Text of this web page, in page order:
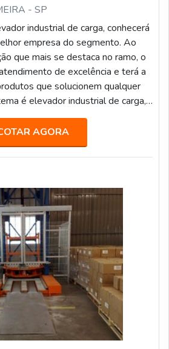
- SP
industrial de carga, conhecerá
empresa do segmento. Ao
que mais se destaca no ramo, o
de excelência e terá a
que solucionem qualquer
é elevador industrial de carga,
o cliente encontrará assertividade
o resultado final.MAIS SOBRE
AGORA